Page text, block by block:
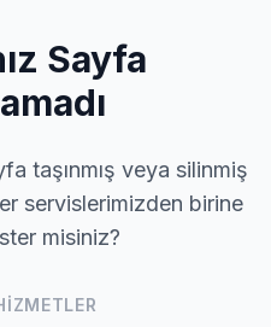
Sayfa
taşınmış veya silinmiş
servislerimizden birine
misiniz?